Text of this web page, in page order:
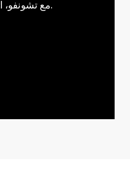
مع تشونفو، اجلب قوة وهدوء الطبيعة إلى منزلك.